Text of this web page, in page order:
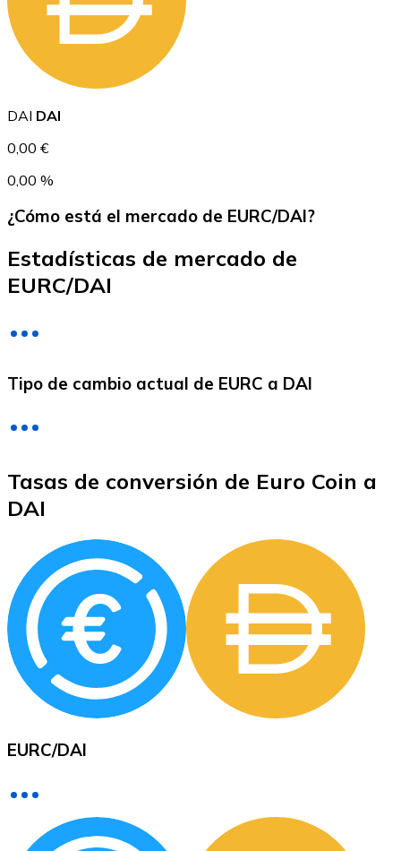
USD Coin
USDC
XRP
XRP
Efectivo
Añade fondos a tu cuenta Bitnovo o realiza compras
DAI DAI
0,00 €
0,00 %
¿Cómo está el mercado de EURC/DAI?
Estadísticas de mercado de
EURC/DAI
Tipo de cambio actual de EURC a DAI
Tasas de conversión de Euro Coin a
DAI
EURC/DAI